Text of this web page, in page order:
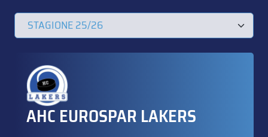
AHC EUROSPAR LAKERS